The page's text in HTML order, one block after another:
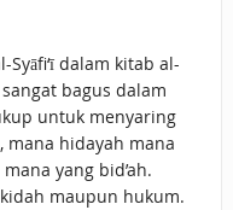
dalam kitab al-
bagus dalam
untuk menyaring
mana hidayah mana
yang bid’ah.
maupun hukum.